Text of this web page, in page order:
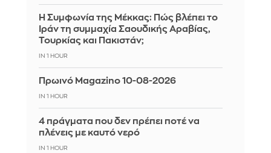
Η Συμφωνία της Μέκκας: Πώς βλέπει το
Ιράν τη συμμαχία Σαουδικής Αραβίας,
Τουρκίας και Πακιστάν;
IN 1 HOUR
Πρωινό Magazino 10-08-2026
IN 1 HOUR
4 πράγματα που δεν πρέπει ποτέ να
πλένεις με καυτό νερό
IN 1 HOUR